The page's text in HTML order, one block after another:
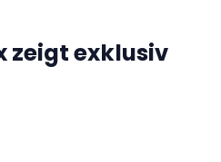
zeigt exklusiv